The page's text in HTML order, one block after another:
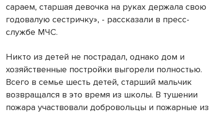
сараем, старшая девочка на руках держала свою
годовалую сестричку», - рассказали в пресс-
службе МЧС.
Никто из детей не пострадал, однако дом и
хозяйственные постройки выгорели полностью.
Всего в семье шесть детей, старший мальчик
возвращался в это время из школы. В тушении
пожара участвовали добровольцы и пожарные из